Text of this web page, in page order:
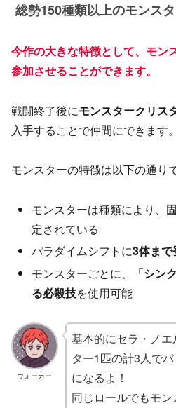
総勢150種類以上のモンス
今作の大きな特徴として、モン
参加させることができます。
戦闘終了後にモンスタークリス
入手することで仲間にできます。
モンスターの特徴は以下の通りで
モンスターは種類により、
定されている
パラダイムシフトに3体ま
モンスターごとに、
「シン
る必殺技を使用可能
ウォーカー
基本的にセラ・ノ
ター1匹の計3人で
になるよ！
同じロールでもモ